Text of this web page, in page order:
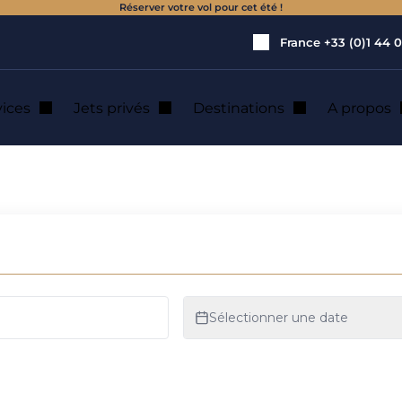
Réserver votre vol pour cet été !
France +33 (0)1 44
Jets privés Destinations A propos